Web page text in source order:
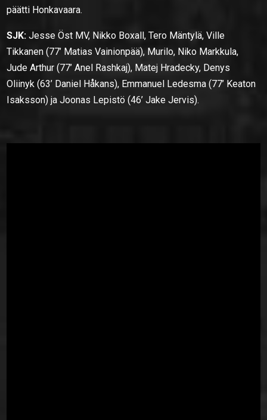
päätti Honkavaara.
SJK: Jesse Öst MV, Nikko Boxall, Tero Mäntylä, Ville
Tikkanen (77’ Matias Vainionpää), Murilo, Niko Markkula,
Jude Arthur (77’ Anel Rashkaj), Matej Hradecky, Denys
Oliinyk (63’ Daniel Håkans), Emmanuel Ledesma (77’ Keaton
Isaksson) ja Joonas Lepistö (46’ Jake Jervis).